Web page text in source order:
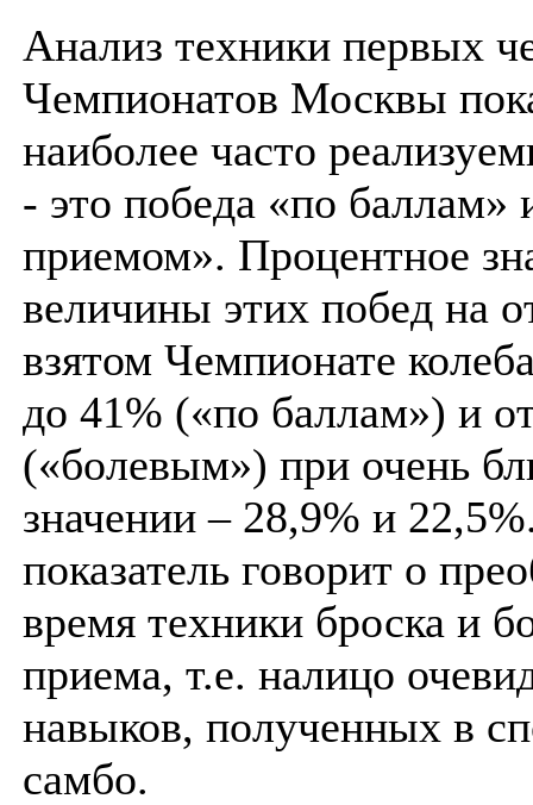
Анализ техники первых
Чемпионатов Москвы
наиболее часто
- это победа «по баллам»
приемом». Процентное
величины этих побед на
взятом Чемпионате
до 41% («по баллам») и
(«болевым») при очень
значении – 28,9% и
показатель говорит о
время техники броска и
приема, т.е. налицо
навыков, полученных в
самбо.